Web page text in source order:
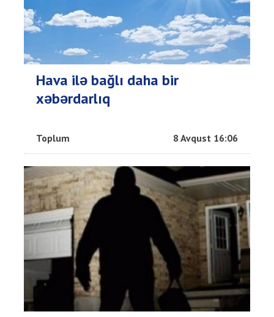
Hava ilə bağlı daha bir
xəbərdarlıq
Toplum 8 Avqust 16:06